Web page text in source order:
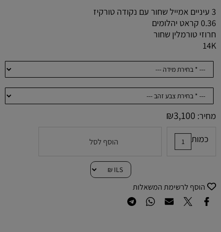
3 עיניים אמייל שחור עם נקודה טורקיז
0.36 קראט יהלומים
חרוזי טורמלין שחור
14K
מחיר: ₪3,100
כמות הוסף לסל
הוסף לרשימת המשאלות